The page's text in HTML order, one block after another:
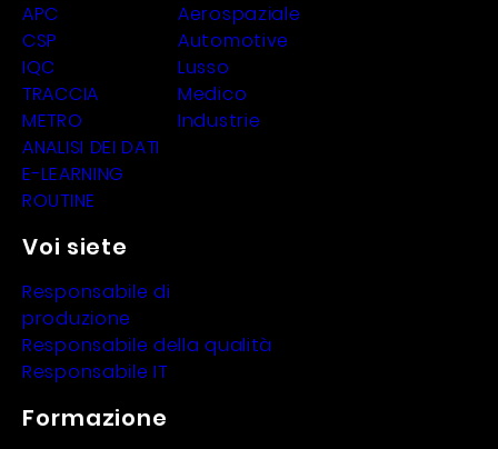
APC
CSP
IQC
TRACCIA
METRO
ANALISI DEI DATI
E-LEARNING
ROUTINE
Aerospaziale
Automotive
Lusso
Medico
Industrie
Voi siete
Responsabile di
produzione
Responsabile della qualità
Responsabile IT
Formazione